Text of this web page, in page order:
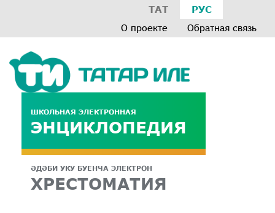
ТАТ РУС
О проекте Обратная связь
ШКОЛЬНАЯ ЭЛЕКТРОННАЯ
ЭНЦИКЛОПЕДИЯ
ӘДӘБИ УКУ БУЕНЧА ЭЛЕКТРОН
ХРЕСТОМАТИЯ